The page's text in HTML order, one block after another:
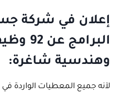
إعلان في شركة
البرامج
وهندسية شاغرة:
لآنه جميع المعطيات الواردة في